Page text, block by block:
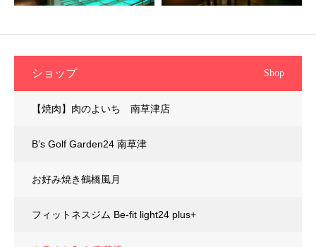
ショップ Shop
【焼肉】肉のよいち 南草津店
B’s Golf Garden24 南草津
お好み焼き鶴橋風月
フィットネスジム Be-fit light24 plus+